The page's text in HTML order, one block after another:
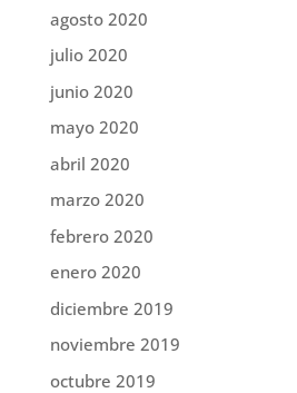
agosto 2020
julio 2020
junio 2020
mayo 2020
abril 2020
marzo 2020
febrero 2020
enero 2020
diciembre 2019
noviembre 2019
octubre 2019